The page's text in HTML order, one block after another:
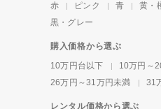
赤
ピンク 青 黄・
黒・グレー
購入価格から選ぶ
10万円台以下
10万円～
26万円～31万円未満
31
レンタル価格から選ぶ